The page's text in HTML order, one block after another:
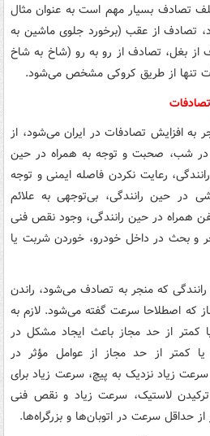
تصادف بسیار مهم است به عنوان مثال
دارد، تصادف از عقب (برخورد جلوی ماشین به
بغل، تصادف از رو به رو (شاخ به شاخ
تنها از طریق کروکی مشخص می‌شود.
به افزایش تصادفات در ایران می‌شود، از
در شب، صحبت و توجه به همراه در حین
رعایت نکردن فاصله ایمنی و توجه
در حین رانندگی، بی‌توجهی به علائم
همراه در حین رانندگی، وجود نقص فنی
و بحث در داخل خودرو، خوردن شربت یا
که منجر به تصادف می‌شود، راندن
که اصطلاحا سرعت گفته می‌شود. لازم به
از حد مجاز باعث ایجاد مشکل در
کمتر از حد مجاز از عوامل مؤثر در
زیاد نزدیک به پیچ، سرعت زیاد برای
لاستیک، سرعت زیاد و نقص فنی
حداقل سرعت در اتوبان‌ها و بزرگراه‌ها.